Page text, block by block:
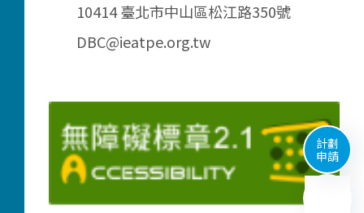
計劃
申請
10414 臺北市中山區松江路350號
DBC@ieatpe.org.tw